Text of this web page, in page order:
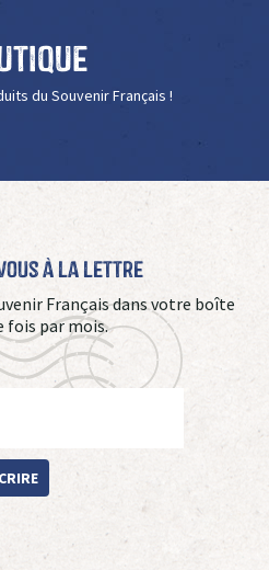
du Souvenir Français !
à La Lettre
Français dans votre boîte
fois par mois.